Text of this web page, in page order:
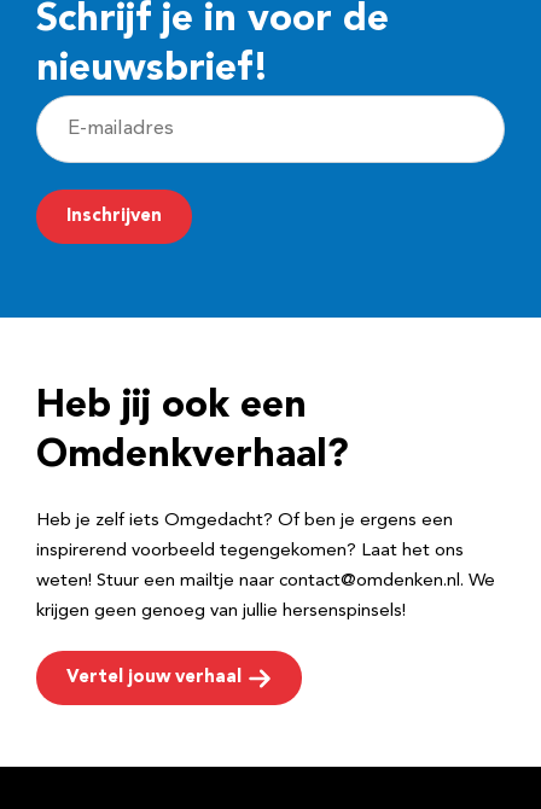
Schrijf je in voor de
nieuwsbrief!
E
-
m
a
r
e
Inschrijven
Heb jij ook een
Omdenkverhaal?
Heb je zelf iets Omgedacht? Of ben je ergens een
inspirerend voorbeeld tegengekomen? Laat het ons
weten! Stuur een mailtje naar contact@omdenken.nl. We
krijgen geen genoeg van jullie hersenspinsels!
Vertel jouw verhaal